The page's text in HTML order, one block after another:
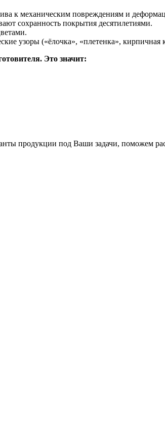
к механическим повреждениям и
сохранность покрытия десятилетиями.
узоры («ёлочка», «плетенка», кирпичная
Это значит:
продукции под Ваши задачи, поможем